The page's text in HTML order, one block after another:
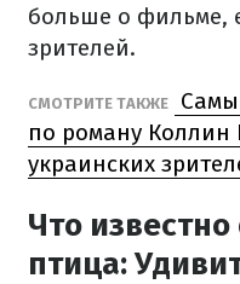
больше о фильме,
зрителей.
СМОТРИТЕ ТАКЖЕ
по роману Коллин
украинских
Что
птица: